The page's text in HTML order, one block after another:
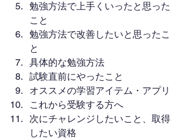
勉強方法で上手くいったと思った
こと
勉強方法で改善したいと思ったこ
と
具体的な勉強方法
試験直前にやったこと
オススメの学習アイテム・アプリ
これから受験する方へ
次にチャレンジしたいこと、取得
したい資格